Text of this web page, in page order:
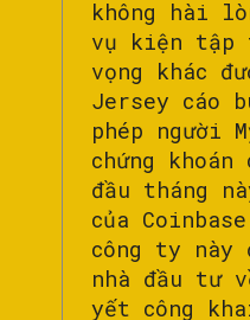
không hài
vụ kiện tập
vọng khác
Jersey cáo
phép người
chứng khoán
đầu tháng
của
công ty này
nhà đầu tư
yết công